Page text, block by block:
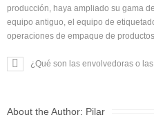
producción, haya ampliado su gama
equipo antiguo, el equipo de
operaciones de empaque de
¿Qué son las envolvedoras o
About the Author: Pilar